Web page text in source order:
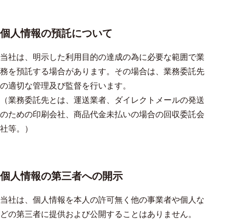
個人情報の預託について
当社は、明示した利用目的の達成の為に必要な範囲で業
務を預託する場合があります。その場合は、業務委託先
の適切な管理及び監督を行います。
（業務委託先とは、運送業者、ダイレクトメールの発送
のための印刷会社、商品代金未払いの場合の回収委託会
社等。）
個人情報の第三者への開示
当社は、個人情報を本人の許可無く他の事業者や個人な
どの第三者に提供および公開することはありません。